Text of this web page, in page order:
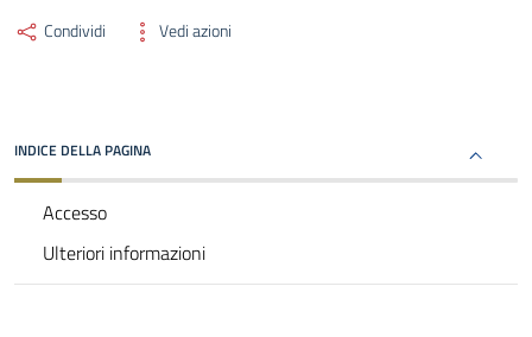
Condividi Vedi azioni
INDICE DELLA PAGINA
Accesso
Ulteriori informazioni